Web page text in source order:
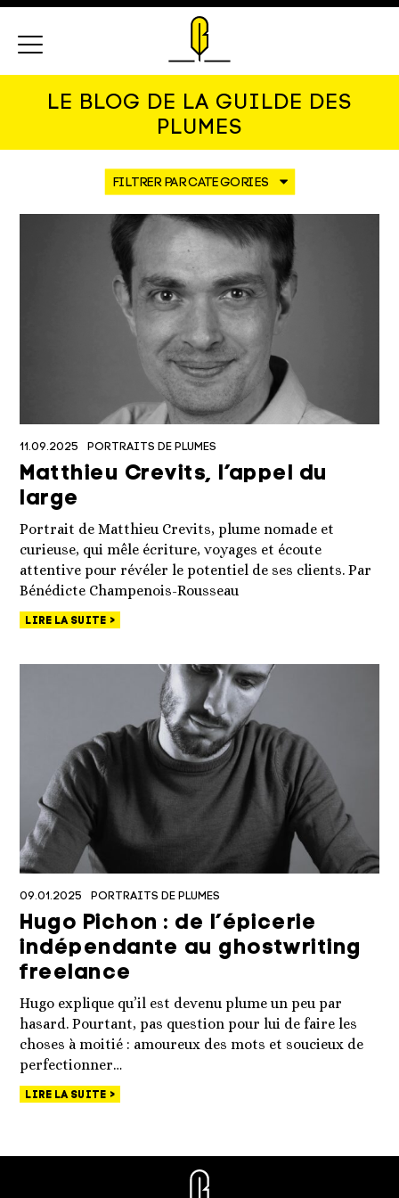
LE BLOG DE LA GUILDE DES
PLUMES
11.09.2025 PORTRAITS DE PLUMES
Matthieu Crevits, l’appel du
large
Portrait de Matthieu Crevits, plume nomade et
curieuse, qui mêle écriture, voyages et écoute
attentive pour révéler le potentiel de ses clients. Par
Bénédicte Champenois-Rousseau
LIRE LA SUITE
09.01.2025 PORTRAITS DE PLUMES
Hugo Pichon : de l’épicerie
indépendante au ghostwriting
freelance
Hugo explique qu’il est devenu plume un peu par
hasard. Pourtant, pas question pour lui de faire les
choses à moitié : amoureux des mots et soucieux de
perfectionner…
LIRE LA SUITE